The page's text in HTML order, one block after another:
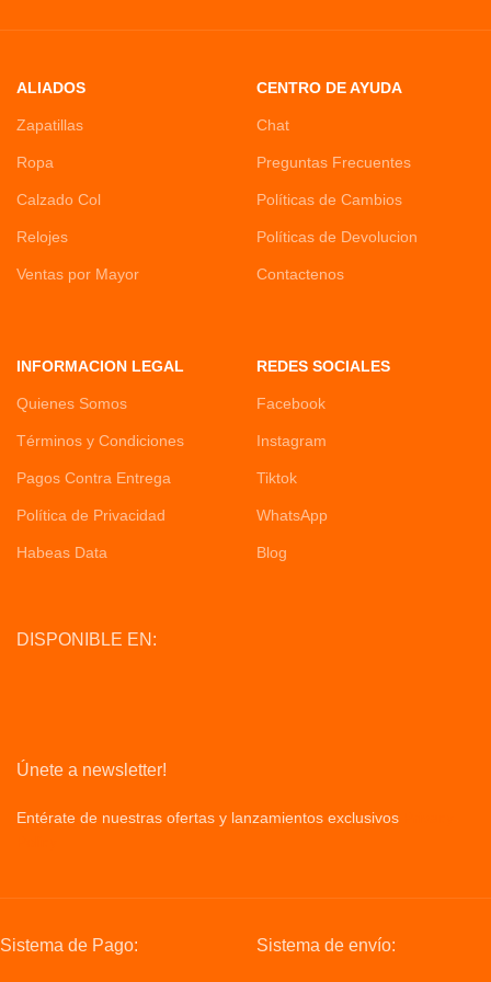
ALIADOS
Zapatillas
Ropa
Calzado Col
Relojes
Ventas por Mayor
CENTRO DE AYUDA
Chat
Preguntas Frecuentes
Políticas de Cambios
Políticas de Devolucion
Contactenos
INFORMACION LEGAL
Quienes Somos
Términos y Condiciones
Pagos Contra Entrega
Política de Privacidad
Habeas Data
REDES SOCIALES
Facebook
Instagram
Tiktok
WhatsApp
Blog
DISPONIBLE EN:
Únete a newsletter!
Entérate de nuestras ofertas y lanzamientos exclusivos
Sistema de Pago: Sistema de envío: